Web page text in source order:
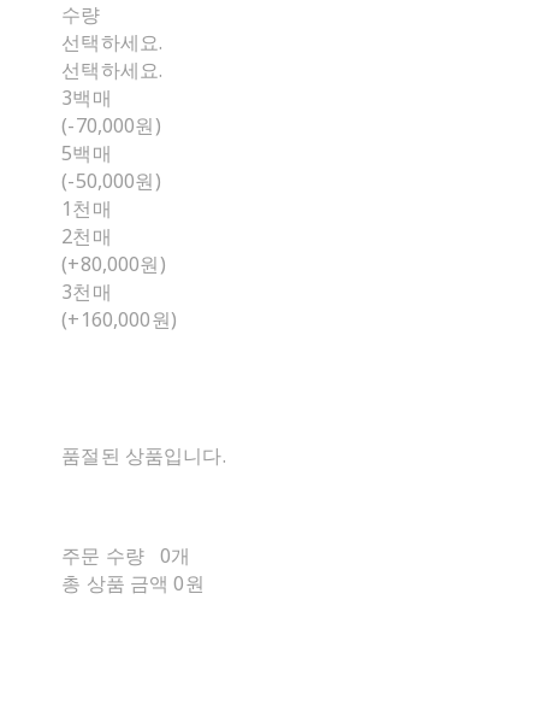
수량
선택하세요.
선택하세요.
3백매
(-70,000원)
5백매
(-50,000원)
1천매
2천매
(+80,000원)
3천매
(+160,000원)
품절된 상품입니다.
주문 수량 0개
총 상품 금액 0원